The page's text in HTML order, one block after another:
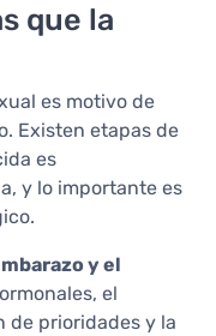
que la
es motivo de
Existen etapas de
es
y lo importante es
y el
el
de prioridades y la